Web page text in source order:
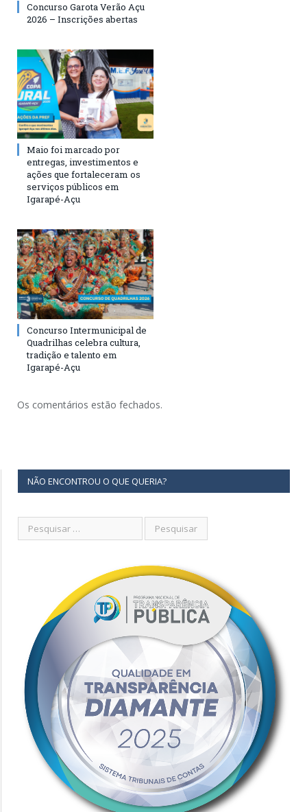
Concurso Garota Verão Açu
2026 – Inscrições abertas
Maio foi marcado por
entregas, investimentos e
ações que fortaleceram os
serviços públicos em
Igarapé-Açu
Concurso Intermunicipal de
Quadrilhas celebra cultura,
tradição e talento em
Igarapé-Açu
Os comentários estão fechados.
NÃO ENCONTROU O QUE QUERIA?